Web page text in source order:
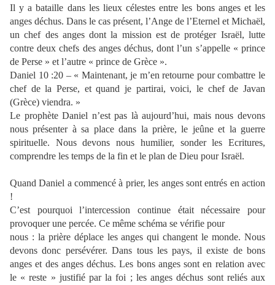
Il y a bataille dans les lieux célestes entre les bons anges et les
anges déchus. Dans le cas présent, l’Ange de l’Eternel et Michaël,
un chef des anges dont la mission est de protéger Israël, lutte
contre deux chefs des anges déchus, dont l’un s’appelle « prince
de Perse » et l’autre « prince de Grèce ».
Daniel 10 :20 – « Maintenant, je m’en retourne pour combattre le
chef de la Perse, et quand je partirai, voici, le chef de Javan
(Grèce) viendra. »
Le prophète Daniel n’est pas là aujourd’hui, mais nous devons
nous présenter à sa place dans la prière, le jeûne et la guerre
spirituelle. Nous devons nous humilier, sonder les Ecritures,
comprendre les temps de la fin et le plan de Dieu pour Israël.
Quand Daniel a commencé à prier, les anges sont entrés en action
!
C’est pourquoi l’intercession continue était nécessaire pour
provoquer une percée. Ce même schéma se vérifie pour
nous : la prière déplace les anges qui changent le monde. Nous
devons donc persévérer. Dans tous les pays, il existe de bons
anges et des anges déchus. Les bons anges sont en relation avec
le « reste » justifié par la foi ; les anges déchus sont reliés aux